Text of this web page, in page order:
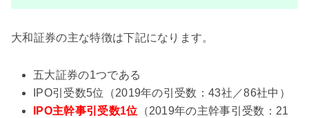
大和証券の主な特徴は下記になります。
五大証券の1つである
IPO引受数5位（2019年の引受数：43社／86社中）
IPO主幹事引受数1位 （2019年の主幹事引受数：21